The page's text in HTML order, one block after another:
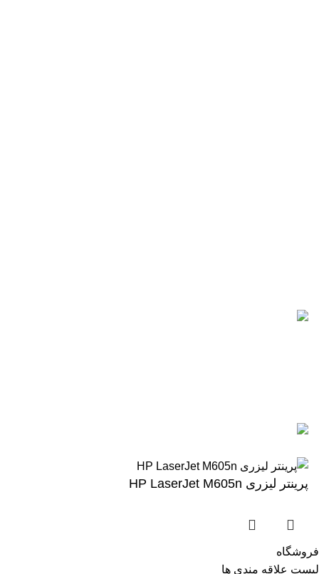
پرینتر لیزری HP LaserJet M605n
فروشگاه
لیست علاقه مندی ها